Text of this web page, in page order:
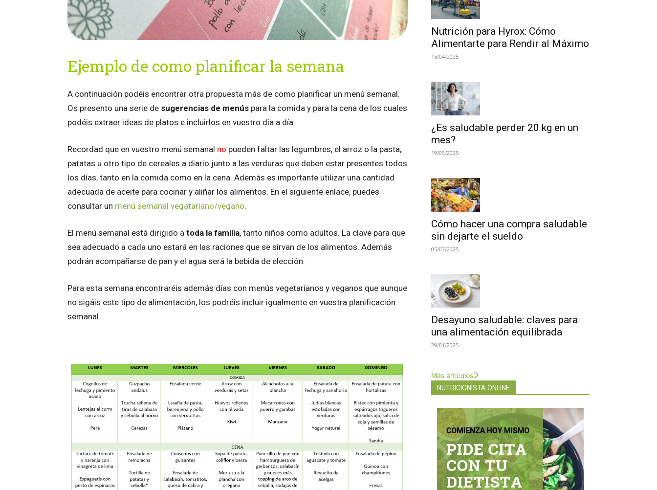
Ejemplo de como planificar la semana
A continuación podéis encontrar otra propuesta más de como planificar un menú semanal.
Os presento una serie de sugerencias de menús para la comida y para la cena de los cuales
podéis extraer ideas de platos e incluirlos en vuestro día a día.
Recordad que en vuestro menú semanal no pueden faltar las legumbres, el arroz o la pasta,
patatas u otro tipo de cereales a diario junto a las verduras que deben estar presentes todos
los días, tanto en la comida como en la cena. Además es importante utilizar una cantidad
adecuada de aceite para cocinar y aliñar los alimentos. En el siguiente enlace, puedes
consultar un menú semanal vegatariano/vegano.
El menú semanal está dirigido a toda la familia, tanto niños como adultos. La clave para que
sea adecuado a cada uno estará en las raciones que se sirvan de los alimentos. Además
podrán acompañarse de pan y el agua será la bebida de elección.
Para esta semana encontraréis además días con menús vegetarianos y veganos que aunque
no sigáis este tipo de alimentación, los podréis incluir igualmente en vuestra planificación
semanal.
Nutrición para Hyrox: Cómo
Alimentarte para Rendir al Máximo
15/04/2025
¿Es saludable perder 20 kg en un
mes?
19/03/2025
Cómo hacer una compra saludable
sin dejarte el sueldo
05/03/2025
Desayuno saludable: claves para
una alimentación equilibrada
29/01/2025
Más artículos
NUTRICIONISTA ONLINE